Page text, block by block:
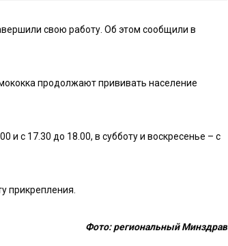
свою работу. Об этом сообщили в
продолжают прививать население
и с 17.30 до 18.00, в субботу и воскресенье – с
прикрепления.
Фото: региональный Минздрав